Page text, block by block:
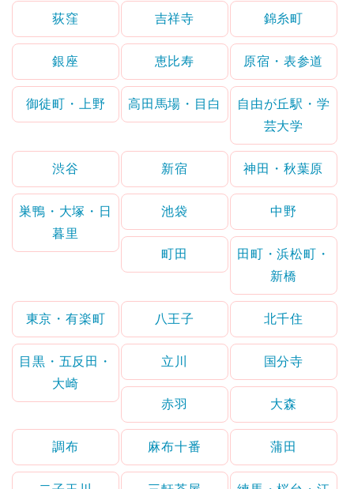
荻窪 吉祥寺 錦糸町
銀座 恵比寿 原宿・表参道
御徒町・上野 高田馬場・目白
自由が丘駅・学
芸大学
渋谷 新宿 神田・秋葉原
巣鴨・大塚・日
暮里
池袋 中野
町田
田町・浜松町・
新橋
東京・有楽町 八王子 北千住
目黒・五反田・
大崎
立川 国分寺
赤羽 大森
調布 麻布十番 蒲田